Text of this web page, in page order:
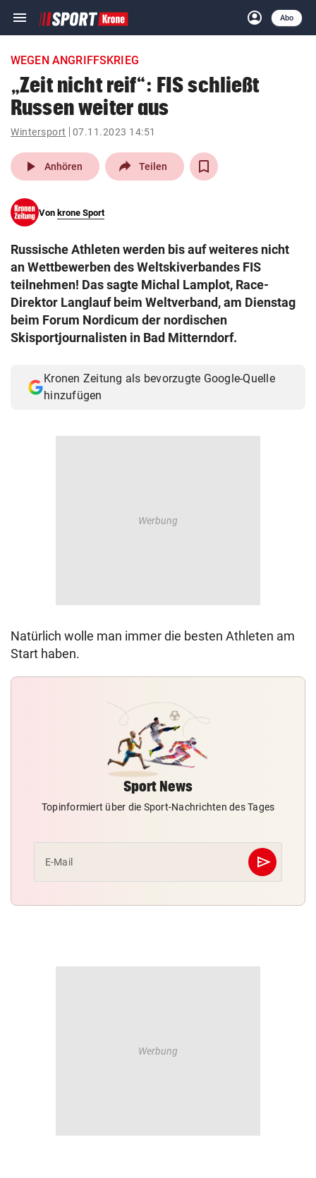
menu Navigation
ein-/ausklappen
account_circle
Anmelden
Abo
close Schließen
account_circle Anmelden
pin_drop
Wien arrow_right
search
eingeben
Muthgasse 2, 1190 Wien
WEGEN ANGRIFFSKRIEG
„Zeit nicht reif“: FIS schließt
Russen weiter aus
Wintersport 07.11.2023 14:51
play_arrow Anhören Teilen
Von krone Sport
Russische Athleten werden bis auf weiteres nicht
an Wettbewerben des Weltskiverbandes FIS
teilnehmen! Das sagte Michal Lamplot, Race-
Direktor Langlauf beim Weltverband, am Dienstag
beim Forum Nordicum der nordischen
Skisportjournalisten in Bad Mitterndorf.
Kronen Zeitung als bevorzugte Google-Quelle
hinzufügen
Natürlich wolle man immer die besten Athleten am
Start haben.
Sport News
Topinformiert über die Sport-Nachrichten des Tages
E-Mail send
Abschicken